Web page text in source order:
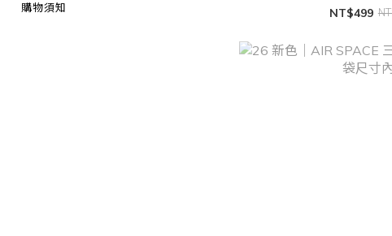
購物須知 NT$499